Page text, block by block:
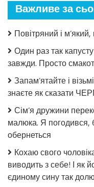
Важливе за
Повітряний і
Один раз так
завжди. Просто
Запам’ятайте і
знаєте як сказати
Сім’я дружини
малюка. Я погодився,
обернеться
Кохаю свого
виводить з себе! І як
єдиному сину так